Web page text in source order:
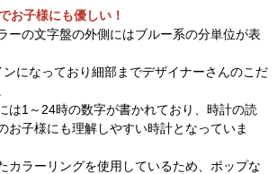
お子様にも優しい！
ーの文字盤の外側にはブルー系の分単位が表
になっており細部までデザイナーさんのこだ
は1～24時の数字が書かれており、時計の読
お子様にも理解しやすい時計となっていま
カラーリングを使用しているため、ポップな